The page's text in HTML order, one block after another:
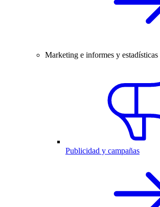
Marketing e informes y estadísticas
Publicidad y campañas